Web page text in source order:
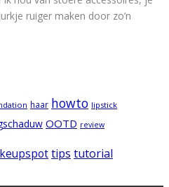
ruiger maken door zo’n
haar howto lipstick
OOTD review
tips tutorial